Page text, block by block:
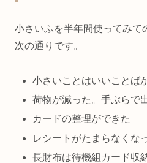
小さいふを半年間使ってみて
次の通りです。
小さいことはいいことば
荷物が減った。手ぶらで
カードの整理ができた
レシートがたまらなくな
長財布は待機組カード収